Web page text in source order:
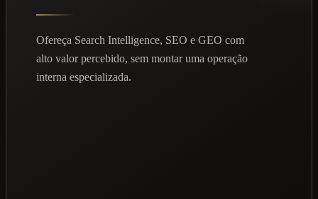
Ofereça Search Intelligence, SEO e GEO com
alto valor percebido, sem montar uma operação
interna especializada.